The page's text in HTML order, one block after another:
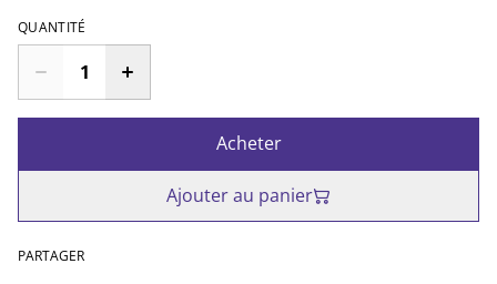
QUANTITÉ
Acheter
Ajouter au panier
PARTAGER